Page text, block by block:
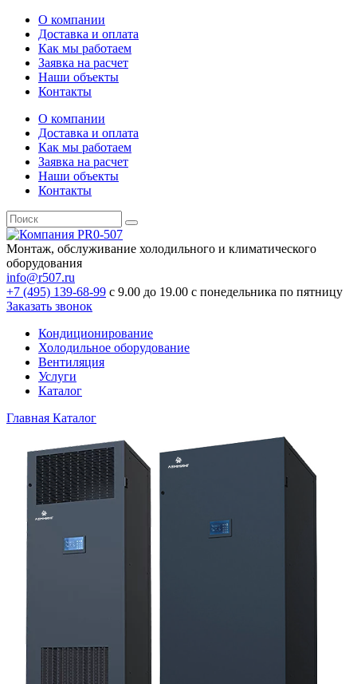
О компании
Доставка и оплата
Как мы работаем
Заявка на расчет
Наши объекты
Контакты
О компании
Доставка и оплата
Как мы работаем
Заявка на расчет
Наши объекты
Контакты
Монтаж, обслуживание холодильного и климатического
оборудования
info@r507.ru
+7 (495) 139-68-99 с 9.00 до 19.00 с понедельника по пятницу
Заказать звонок
Кондиционирование
Холодильное оборудование
Вентиляция
Услуги
Каталог
Главная Каталог